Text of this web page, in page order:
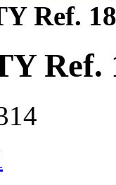
Ref.
Ref.